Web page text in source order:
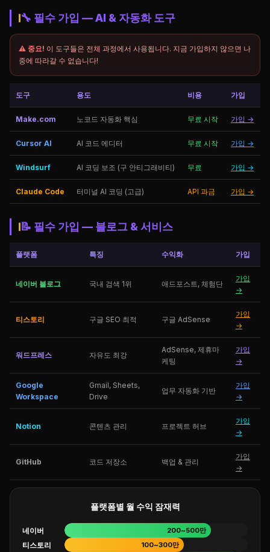
🔧 필수 가입 — AI & 자동화 도구
⚠️ 중요! 이 도구들은 전체 과정에서 사용됩니다. 지금 가입하지 않으면 나
중에 따라갈 수 없습니다!
도구 용도 비용 가입
Make.com 노코드 자동화 핵심 무료 시작 가입 →
Cursor AI AI 코드 에디터 무료 시작 가입 →
Windsurf AI 코딩 보조 (구 안티그래비티) 무료 가입 →
Claude Code 터미널 AI 코딩 (고급) API 과금 가입 →
📝 필수 가입 — 블로그 & 서비스
플랫폼 특징 수익화 가입
네이버 블로그 국내 검색 1위 애드포스트, 체험단
가입
→
티스토리 구글 SEO 최적 구글 AdSense
가입
→
워드프레스 자유도 최강
AdSense, 제휴마
케팅
가입
→
Google
Workspace
Gmail, Sheets,
Drive
업무 자동화 기반
가입
→
Notion 콘텐츠 관리 프로젝트 허브
가입
→
GitHub 코드 저장소 백업 & 관리
가입
→
플랫폼별 월 수익 잠재력
네이버 200~500만
티스토리 100~300만